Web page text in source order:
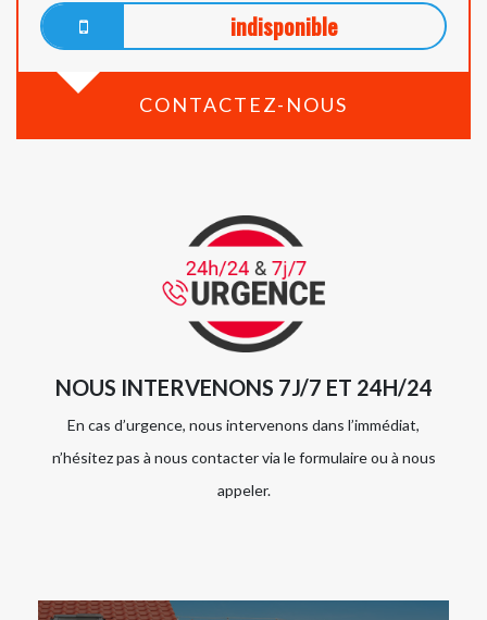
indisponible
CONTACTEZ-NOUS
NOUS INTERVENONS 7J/7 ET 24H/24
En cas d’urgence, nous intervenons dans l’immédiat,
n’hésitez pas à nous contacter via le formulaire ou à nous
appeler.